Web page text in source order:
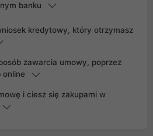
banku
kredytowy, który otrzymasz
zawarcia umowy, poprzez
online
i ciesz się zakupami w